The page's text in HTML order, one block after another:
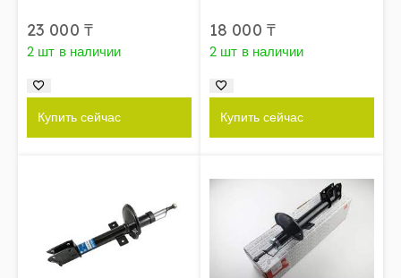
23 000 ₸
2 шт в наличии
Купить сейчас
18 000 ₸
2 шт в наличии
Купить сейчас